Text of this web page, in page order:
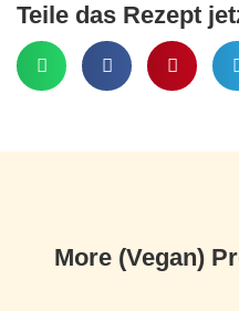
Teile das Rezept
More (Vegan)